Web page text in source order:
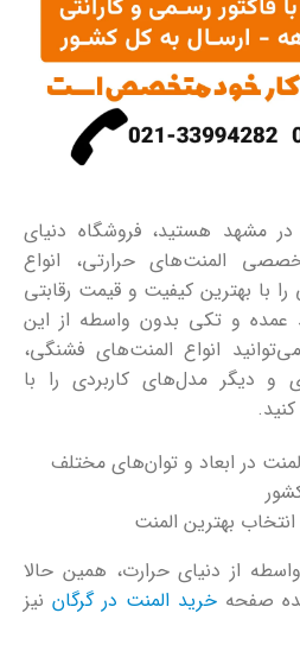
در مشهد هستید، فروشگاه دنیای
المنت‌های حرارتی، انواع
با بهترین کیفیت و قیمت رقابتی
عمده و تکی بدون واسطه از این
انواع المنت‌های فشنگی،
و دیگر مدل‌های کاربردی را با
در ابعاد و توان‌های مختلف
بهترین المنت
از دنیای حرارت، همین حالا
صفحه خرید المنت در گرگان نیز